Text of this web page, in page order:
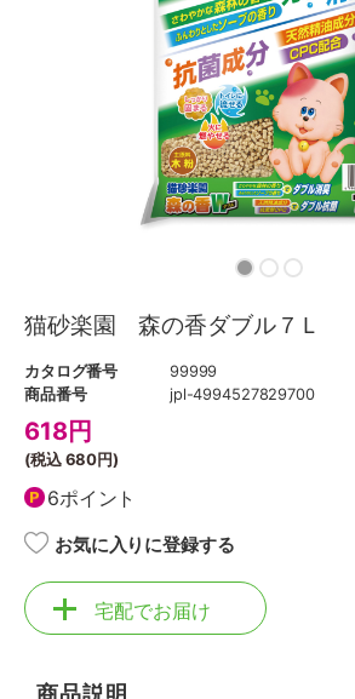
猫砂楽園 森の香ダブル７Ｌ
カタログ番号
99999
商品番号
jpl-4994527829700
618円
(税込680円)
6ポイント
お気に入りに登録する
宅配でお届け
商品説明